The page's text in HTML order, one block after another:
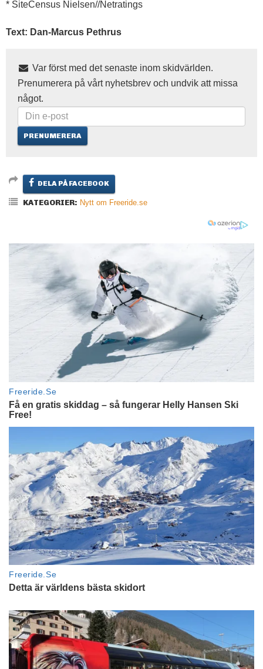
* SiteCensus Nielsen//Netratings
Text: Dan-Marcus Pethrus
Var först med det senaste inom skidvärlden.
Prenumerera på vårt nyhetsbrev och undvik att missa
något.
DELA PÅ FACEBOOK
KATEGORIER: Nytt om Freeride.se